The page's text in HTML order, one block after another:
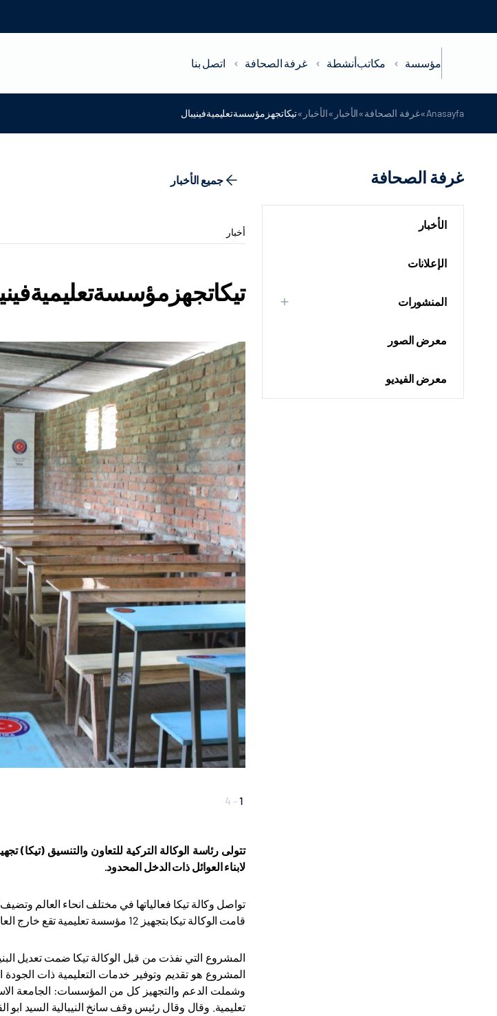
مؤسسة مكاتبأنشطة غرفة الصحافة اتصل بنا
Anasayfa
»غرفة الصحافة»الأخبار »الأخبار »تيكاتجهزمؤسسةتعليميةفينيبال
غرفة الصحافة
الأخبار
الإعلانات
المنشورات
معرض الصور
معرض الفيديو
جميع الأخبار
أخبار
1
-
4
لابناء العوائل ذات الدخل المحدود.
تواصل وكالة تيكا فعالياتها في مختلف انحاء العالم
قامت الوكالة تيكا بتجهيز 12 مؤسسة تعليمية تقع خارج العاصمة كاتماندو النيبالية والتي تقدم خدمات التعليم عموما لابناء العوائل ذات الدخل المحدود.
المشروع التي نفذت من قبل الوكالة تيكا ضمت تعديل
المشروع هو تقديم وتوفير خدمات التعليمية ذات
تعليمية. وقال وقال رئيس وقف سانخ النيبالية السيد